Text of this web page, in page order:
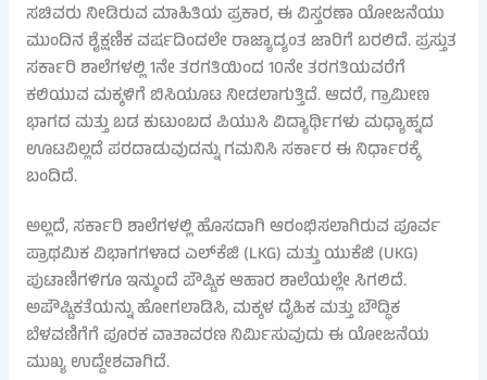
ಸಚಿವರು ನೀಡಿರುವ ಮಾಹಿತಿಯ ಪ್ರಕಾರ, ಈ ವಿಸ್ತರಣಾ ಯೋಜನೆಯು
ಮುಂದಿನ ಶೈಕ್ಷಣಿಕ ವರ್ಷದಿಂದಲೇ ರಾಜ್ಯಾದ್ಯಂತ ಜಾರಿಗೆ ಬರಲಿದೆ. ಪ್ರಸ್ತುತ
ಸರ್ಕಾರಿ ಶಾಲೆಗಳಲ್ಲಿ 1ನೇ ತರಗತಿಯಿಂದ 10ನೇ ತರಗತಿಯವರೆಗೆ
ಕಲಿಯುವ ಮಕ್ಕಳಿಗೆ ಬಿಸಿಯೂಟ ನೀಡಲಾಗುತ್ತಿದೆ. ಆದರೆ, ಗ್ರಾಮೀಣ
ಭಾಗದ ಮತ್ತು ಬಡ ಕುಟುಂಬದ ಪಿಯುಸಿ ವಿದ್ಯಾರ್ಥಿಗಳು ಮಧ್ಯಾಹ್ನದ
ಊಟವಿಲ್ಲದೆ ಪರದಾಡುವುದನ್ನು ಗಮನಿಸಿ ಸರ್ಕಾರ ಈ ನಿರ್ಧಾರಕ್ಕೆ
ಬಂದಿದೆ.
ಅಲ್ಲದೆ, ಸರ್ಕಾರಿ ಶಾಲೆಗಳಲ್ಲಿ ಹೊಸದಾಗಿ ಆರಂಭಿಸಲಾಗಿರುವ ಪೂರ್ವ
ಪ್ರಾಥಮಿಕ ವಿಭಾಗಗಳಾದ ಎಲ್‌ಕೆಜಿ (LKG) ಮತ್ತು ಯುಕೆಜಿ (UKG)
ಪುಟಾಣಿಗಳಿಗೂ ಇನ್ಮುಂದೆ ಪೌಷ್ಟಿಕ ಆಹಾರ ಶಾಲೆಯಲ್ಲೇ ಸಿಗಲಿದೆ.
ಅಪೌಷ್ಟಿಕತೆಯನ್ನು ಹೋಗಲಾಡಿಸಿ, ಮಕ್ಕಳ ದೈಹಿಕ ಮತ್ತು ಬೌದ್ಧಿಕ
ಬೆಳವಣಿಗೆಗೆ ಪೂರಕ ವಾತಾವರಣ ನಿರ್ಮಿಸುವುದು ಈ ಯೋಜನೆಯ
ಮುಖ್ಯ ಉದ್ದೇಶವಾಗಿದೆ.